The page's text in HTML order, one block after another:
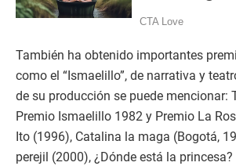
También ha obtenido importantes
como el “Ismaelillo”, de narrativa y
de su producción se puede mencionar:
Premio Ismaelillo 1982 y Premio La
Ito (1996), Catalina la maga (Bogotá,
perejil (2000), ¿Dónde está la